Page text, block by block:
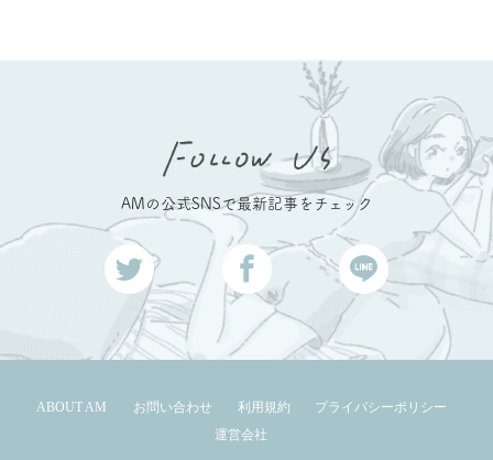
AMの公式SNSで最新記事をチェック
ABOUT AM お問い合わせ 利用規約
プライバシーポリシー
運営会社